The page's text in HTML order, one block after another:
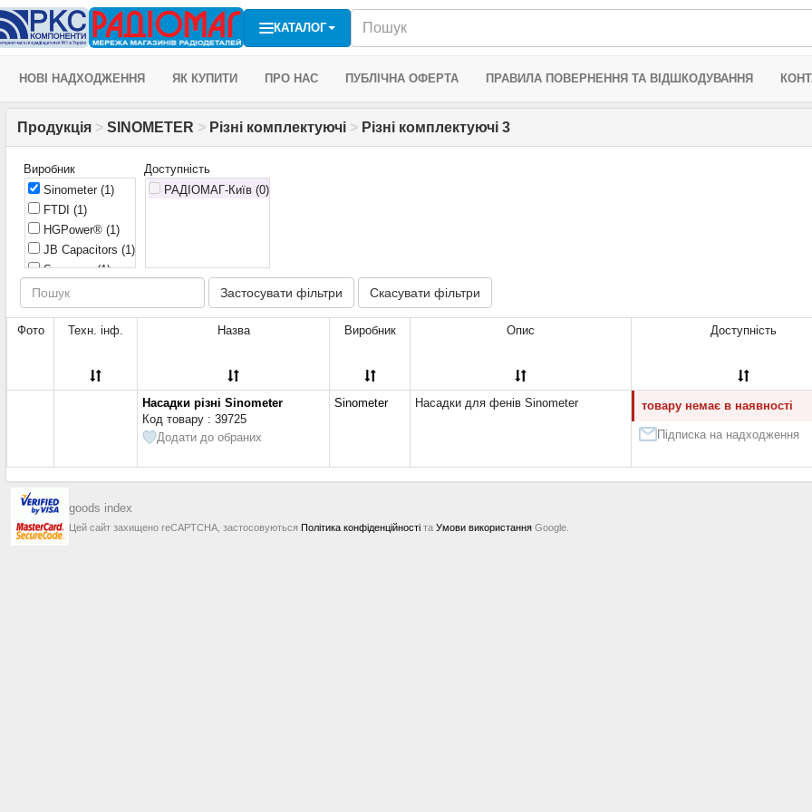
КАТАЛОГ
НОВІ НАДХОДЖЕННЯ ЯК КУПИТИ ПРО НАС ПУБЛІЧНА ОФЕРТА ПРАВИЛА ПОВЕРНЕННЯ ТА ВІДШКОДУВАННЯ
Продукція > SINOMETER > Різні комплектуючі > Різні комплектуючі 3
Виробник
Sinometer (1)
FTDI (1)
HGPower® (1)
JB Capacitors (1)
Samsung(1)
Доступність
РАДІОМАГ-Київ (0)
Застосувати фільтри Скасувати фільтри
Фото Техн. інф. Назва Виробник Опис Доступність
Насадки різні Sinometer
Код товару : 39725
Додати до обраних
Sinometer Насадки для фенів Sinometer товару немає в наявності
Підписка на надходження
goods index
Цей сайт захищено reCAPTCHA, застосовуються Політика конфіденційності та Умови використання Google.